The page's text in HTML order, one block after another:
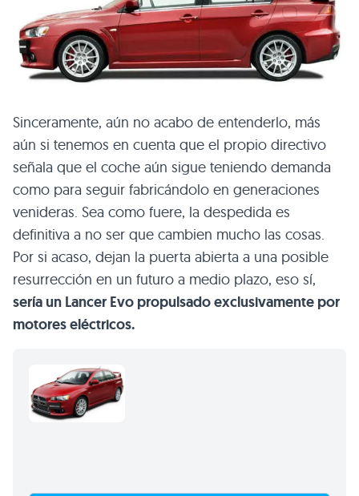
Sinceramente, aún no acabo de entenderlo, más
aún si tenemos en cuenta que el propio directivo
señala que el coche aún sigue teniendo demanda
como para seguir fabricándolo en generaciones
venideras. Sea como fuere, la despedida es
definitiva a no ser que cambien mucho las cosas.
Por si acaso, dejan la puerta abierta a una posible
resurrección en un futuro a medio plazo, eso sí,
sería un Lancer Evo propulsado exclusivamente por
motores eléctricos.